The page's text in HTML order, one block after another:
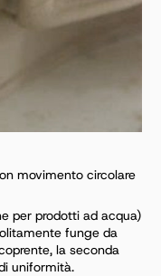
movimento circolare
per prodotti ad acqua)
funge da
la seconda
uniformità.